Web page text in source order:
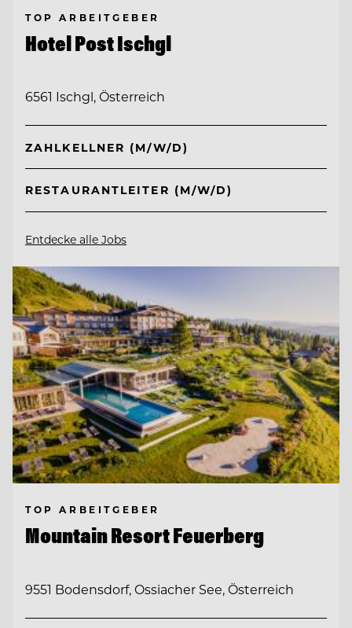
TOP ARBEITGEBER
Hotel Post Ischgl
6561 Ischgl, Österreich
ZAHLKELLNER (M/W/D)
RESTAURANTLEITER (M/W/D)
Entdecke alle Jobs
TOP ARBEITGEBER
Mountain Resort Feuerberg
9551 Bodensdorf, Ossiacher See, Österreich